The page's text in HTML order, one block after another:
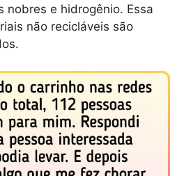
nobres e hidrogênio. Essa
não recicláveis são